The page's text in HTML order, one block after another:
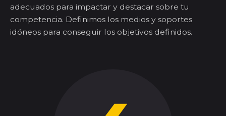
adecuados para impactar y destacar sobre tu
competencia. Definimos los medios y soportes
idóneos para conseguir los objetivos definidos.